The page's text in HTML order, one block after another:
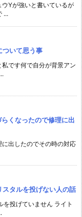
Yが強いと書いているが
...
ついて思う事
です何で自分が背景アン
くなったので修理に出
出したのでその時の対応
タルを投げない人の話
投げていません ライト